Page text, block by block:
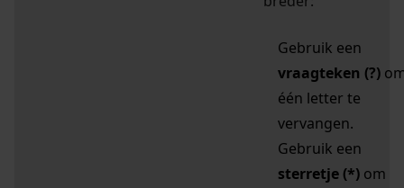
Gebruik een
vraagteken (?)
één letter te
vervangen.
Gebruik een
sterretje (*) om